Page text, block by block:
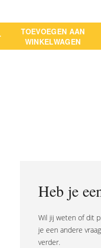
TOEVOEGEN AAN
WINKELWAGEN
Heb je
Wil jij weten of dit
je een andere
verder.